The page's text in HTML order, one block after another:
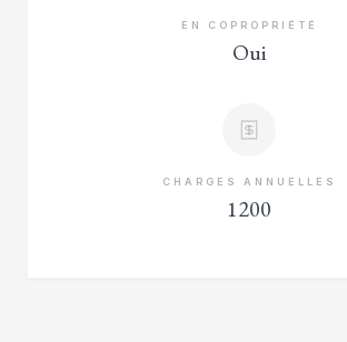
EN COPROPRIÉTÉ
Oui
CHARGES ANNUELLES
1200